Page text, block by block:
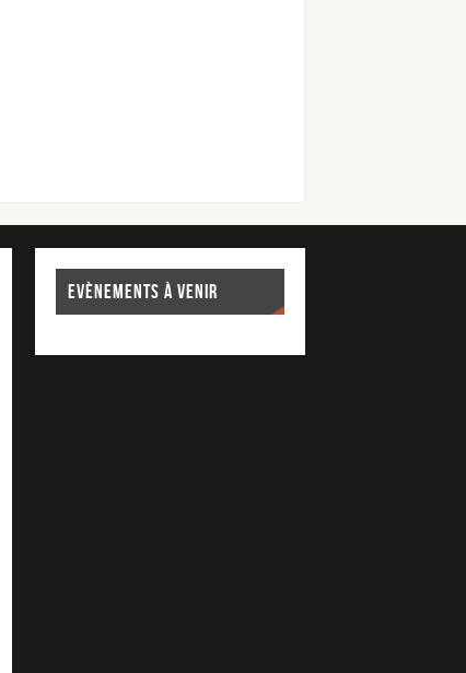
EVÈNEMENTS À VENIR